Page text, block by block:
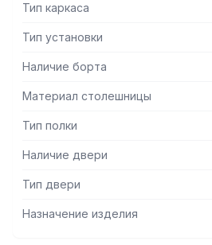
Тип каркаса
Тип установки
Наличие борта
Материал столешницы
Тип полки
Наличие двери
Тип двери
Назначение изделия